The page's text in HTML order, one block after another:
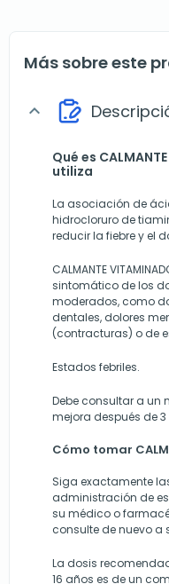
Más sobre este
expand_more
Qué es
utiliza
La asociación de
hidrocloruro de
reducir la fiebre y el
CALMANTE
sintomático de los
moderados, como
dentales, dolores
(contracturas) o de
Estados febriles.
Debe consultar a un
mejora después de
Cómo tomar
Siga exactamente
administración de
su médico o
consulte de nuevo
La dosis
16 años es de un